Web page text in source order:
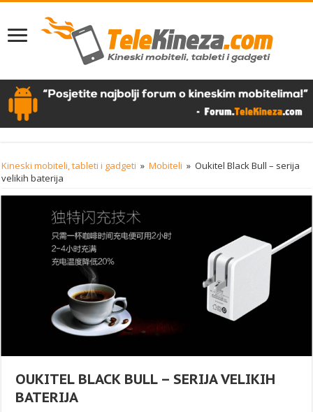
Kineski mobiteli, tableti i gadgeti » Mobiteli » Oukitel Black Bull – serija
velikih baterija
OUKITEL BLACK BULL – SERIJA VELIKIH
BATERIJA